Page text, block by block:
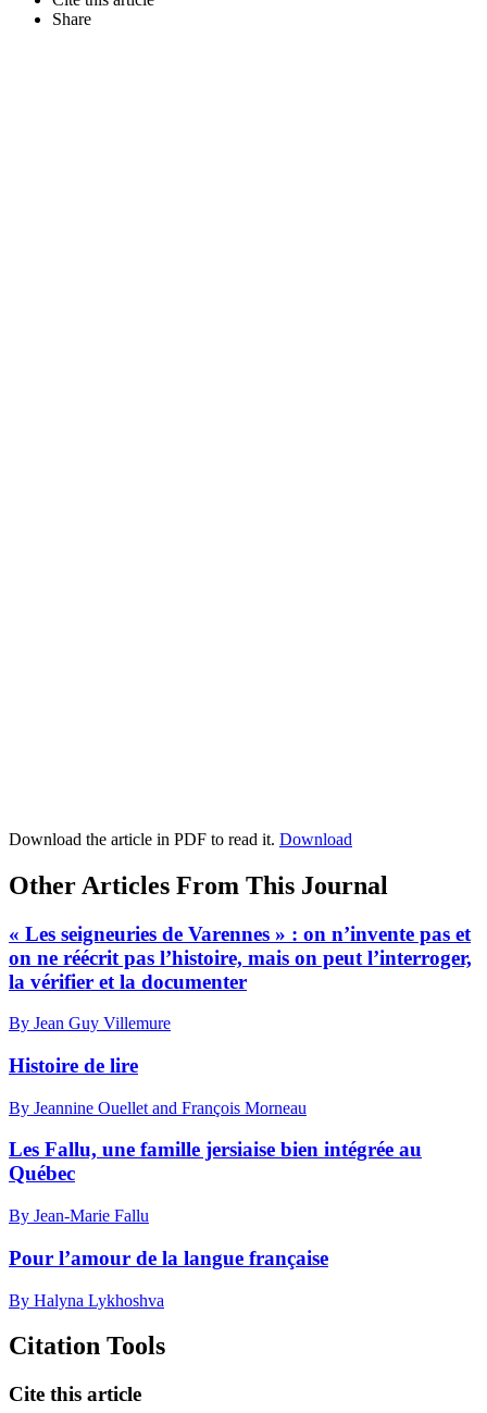
Share
Download the article in PDF to read it. Download
Other Articles From This Journal
« Les seigneuries de Varennes » : on n’invente pas et
on ne réécrit pas l’histoire, mais on peut l’interroger,
la vérifier et la documenter
By Jean Guy Villemure
Histoire de lire
By Jeannine Ouellet and François Morneau
Les Fallu, une famille jersiaise bien intégrée au
Québec
By Jean-Marie Fallu
Pour l’amour de la langue française
By Halyna Lykhoshva
Citation Tools
Cite this article